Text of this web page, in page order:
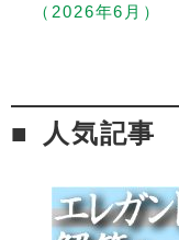
（2026年6月）
人気記事